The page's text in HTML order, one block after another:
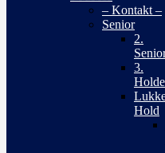
– Kontakt –
Senior
2.
3.
Hold